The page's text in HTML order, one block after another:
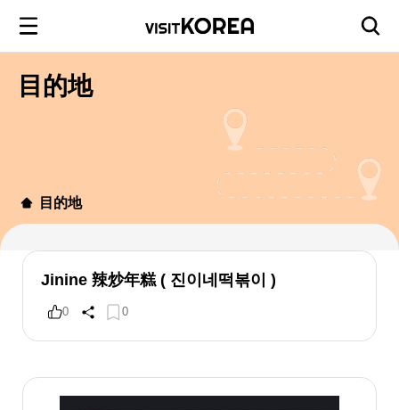
目的地
目的地
Jinine 辣炒年糕 ( 진이네떡볶이 )
0 0